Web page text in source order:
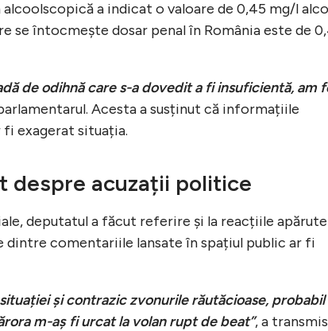
a indicat o valoare de 0,45 mg/l
se întocmește dosar penal în România este de
de odihnă care s-a dovedit a fi insuficientă, am
Acesta a susținut că informațiile
exagerat situația.
despre acuzații politice
deputatul a făcut referire și la reacțiile apărute
dintre comentariile lansate în spațiul public ar fi
și contrazic zvonurile răutăcioase, probabil
m-aș fi urcat la volan rupt de beat”, a transmis